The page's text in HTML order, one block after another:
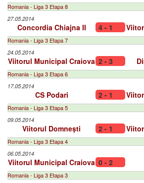
Romania - Liga 3 Etapa 8
27.05.2014
Concordia Chiajna II 4 - 1
Romania - Liga 3 Etapa 7
24.05.2014
Viitorul Municipal Craiova 2 - 3
Romania - Liga 3 Etapa 6
17.05.2014
CS Podari 2 - 1
Romania - Liga 3 Etapa 5
09.05.2014
Viitorul Domnești 2 - 1
Romania - Liga 3 Etapa 4
06.05.2014
Viitorul Municipal Craiova 0 - 2
Romania - Liga 3 Etapa 3